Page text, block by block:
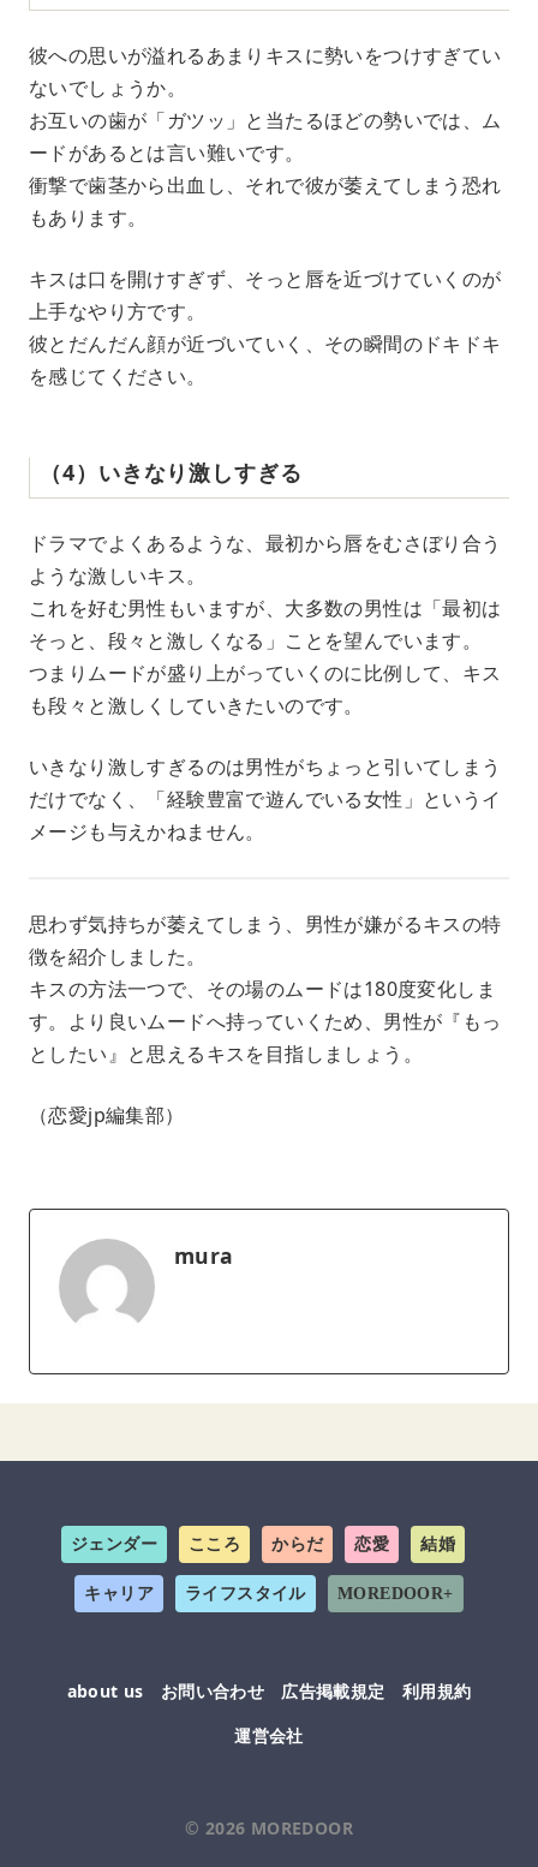
彼への思いが溢れるあまりキスに勢いをつけすぎてい
ないでしょうか。
お互いの歯が「ガツッ」と当たるほどの勢いでは、ム
ードがあるとは言い難いです。
衝撃で歯茎から出血し、それで彼が萎えてしまう恐れ
もあります。
キスは口を開けすぎず、そっと唇を近づけていくのが
上手なやり方です。
彼とだんだん顔が近づいていく、その瞬間のドキドキ
を感じてください。
（4）いきなり激しすぎる
ドラマでよくあるような、最初から唇をむさぼり合う
ような激しいキス。
これを好む男性もいますが、大多数の男性は「最初は
そっと、段々と激しくなる」ことを望んでいます。
つまりムードが盛り上がっていくのに比例して、キス
も段々と激しくしていきたいのです。
いきなり激しすぎるのは男性がちょっと引いてしまう
だけでなく、「経験豊富で遊んでいる女性」というイ
メージも与えかねません。
思わず気持ちが萎えてしまう、男性が嫌がるキスの特
徴を紹介しました。
キスの方法一つで、その場のムードは180度変化しま
す。より良いムードへ持っていくため、男性が『もっ
としたい』と思えるキスを目指しましょう。
（恋愛jp編集部）
mura
ジェンダー こころ からだ 恋愛 結婚
キャリア ライフスタイル MOREDOOR+
about us お問い合わせ 広告掲載規定
利用規約
運営会社
© 2026 MOREDOOR